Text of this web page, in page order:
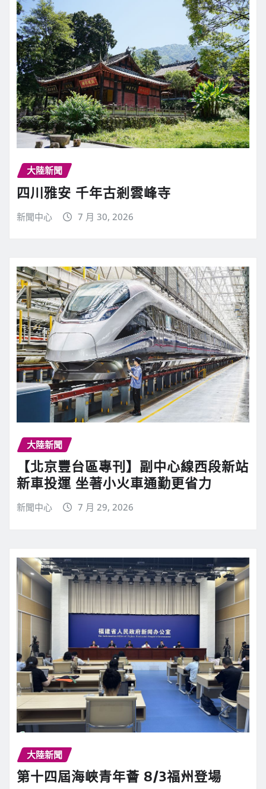
大陸新聞
四川雅安 千年古剎雲峰寺
新聞中心 7 月 30, 2026
大陸新聞
【北京豐台區專刊】副中心線西段新站
新車投運 坐著小火車通勤更省力
新聞中心 7 月 29, 2026
大陸新聞
第十四屆海峽青年薈 8/3福州登場